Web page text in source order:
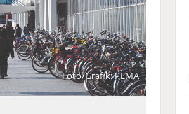
Foto/Grafik: PLMA